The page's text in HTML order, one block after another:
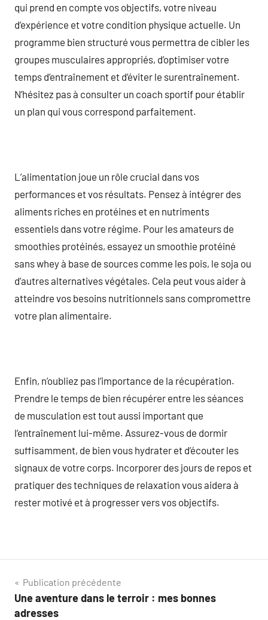
qui prend en compte vos objectifs, votre niveau
d’expérience et votre condition physique actuelle. Un
programme bien structuré vous permettra de cibler les
groupes musculaires appropriés, d’optimiser votre
temps d’entraînement et d’éviter le surentraînement.
N’hésitez pas à consulter un coach sportif pour établir
un plan qui vous correspond parfaitement.
L’alimentation joue un rôle crucial dans vos
performances et vos résultats. Pensez à intégrer des
aliments riches en protéines et en nutriments
essentiels dans votre régime. Pour les amateurs de
smoothies protéinés, essayez un smoothie protéiné
sans whey à base de sources comme les pois, le soja ou
d’autres alternatives végétales. Cela peut vous aider à
atteindre vos besoins nutritionnels sans compromettre
votre plan alimentaire.
Enfin, n’oubliez pas l’importance de la récupération.
Prendre le temps de bien récupérer entre les séances
de musculation est tout aussi important que
l’entraînement lui-même. Assurez-vous de dormir
suffisamment, de bien vous hydrater et d’écouter les
signaux de votre corps. Incorporer des jours de repos et
pratiquer des techniques de relaxation vous aidera à
rester motivé et à progresser vers vos objectifs.
Navigation
de
Publication précédente
Une aventure dans le terroir : mes bonnes
adresses